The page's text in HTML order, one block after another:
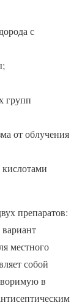
с
групп
от облучения
препаратов:
местного
собой
в